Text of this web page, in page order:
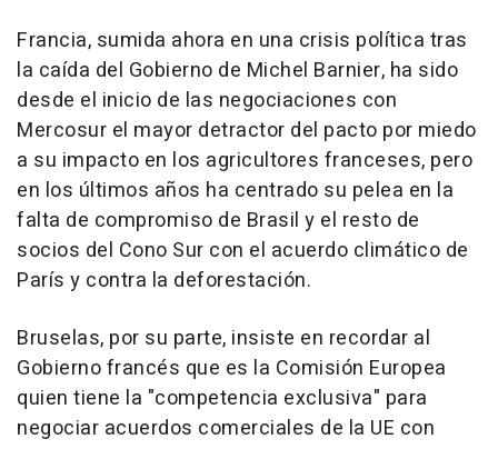
Francia, sumida ahora en una crisis política tras
la caída del Gobierno de Michel Barnier, ha sido
desde el inicio de las negociaciones con
Mercosur el mayor detractor del pacto por miedo
a su impacto en los agricultores franceses, pero
en los últimos años ha centrado su pelea en la
falta de compromiso de Brasil y el resto de
socios del Cono Sur con el acuerdo climático de
París y contra la deforestación.
Bruselas, por su parte, insiste en recordar al
Gobierno francés que es la Comisión Europea
quien tiene la "competencia exclusiva" para
negociar acuerdos comerciales de la UE con